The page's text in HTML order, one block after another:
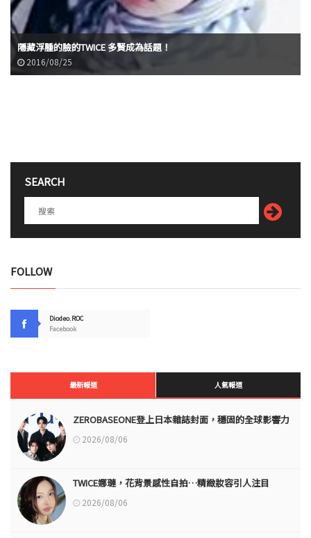
隱藏浮腫的臉的TWICE 多賢成為話題！
2016/08/25
SEARCH
FOLLOW
Diodeo.ROC
Facebook
最新報道 人氣報道
ZEROBASEONE登上日本雜誌封面，穩固的全球影響力
2026/08/06
TWICE娜璉，花背景感性自拍…精緻妝容引人注目
2026/08/06